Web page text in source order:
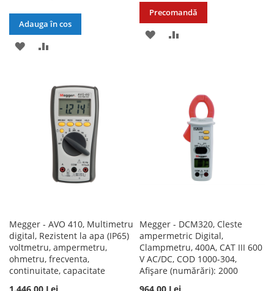
Adauga în cos
ADAUGATI
DORINTE
COMPARARE
Precomandă
ADAUGATI
DORINTE
Megger - AVO 410, Multimetru
digital, Rezistent la apa (IP65)
voltmetru, ampermetru,
ohmetru, frecventa,
continuitate, capacitate
1.446,00 Lei
Megger - DCM320, Cleste
ampermetric Digital,
Clampmetru, 400A, CAT III 600
V AC/DC, COD 1000-304,
Afișare (numărări): 2000
964,00 Lei